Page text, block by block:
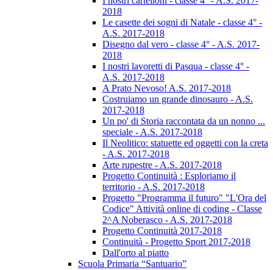
2018
Le casette dei sogni di Natale - classe 4° -
A.S. 2017-2018
Disegno dal vero - classe 4° - A.S. 2017-
2018
I nostri lavoretti di Pasqua - classe 4° -
A.S. 2017-2018
A Prato Nevoso! A.S. 2017-2018
Costruiamo un grande dinosauro - A.S.
2017-2018
Un po' di Storia raccontata da un nonno ...
speciale - A.S. 2017-2018
Il Neolitico: statuette ed oggetti con la creta
- A.S. 2017-2018
Arte rupestre - A.S. 2017-2018
Progetto Continuità : Esploriamo il
territorio - A.S. 2017-2018
Progetto "Programma il futuro" "L'Ora del
Codice" Attività online di coding - Classe
2^A Noberasco - A.S. 2017-2018
Progetto Continuità 2017-2018
Continuità - Progetto Sport 2017-2018
Dall'orto al piatto
Scuola Primaria “Santuario”